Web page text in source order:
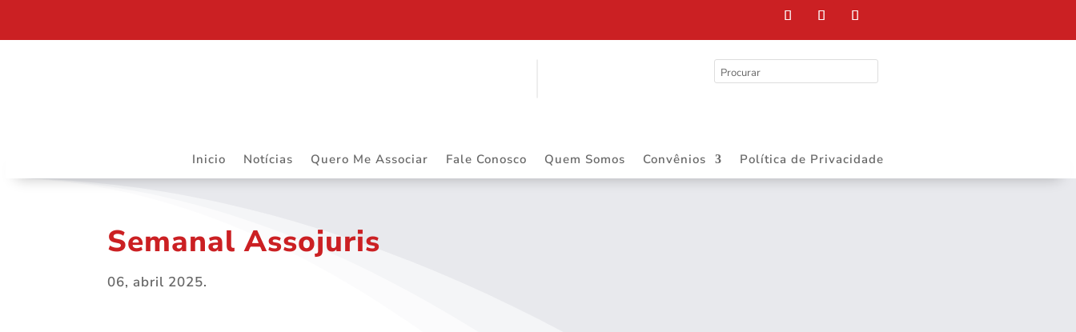
Inicio Notícias Quero Me Associar Fale Conosco Quem Somos Convênios Política de Privacidade
Semanal Assojuris
06, abril 2025.